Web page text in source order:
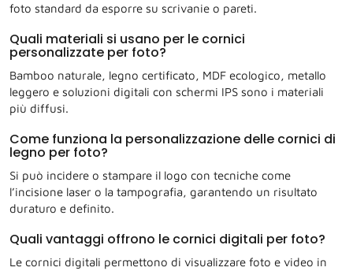
foto standard da esporre su scrivanie o pareti.
Quali materiali si usano per le cornici
personalizzate per foto?
Bamboo naturale, legno certificato, MDF ecologico, metallo
leggero e soluzioni digitali con schermi IPS sono i materiali
più diffusi.
Come funziona la personalizzazione delle cornici di
legno per foto?
Si può incidere o stampare il logo con tecniche come
l’incisione laser o la tampografia, garantendo un risultato
duraturo e definito.
Quali vantaggi offrono le cornici digitali per foto?
Le cornici digitali permettono di visualizzare foto e video in